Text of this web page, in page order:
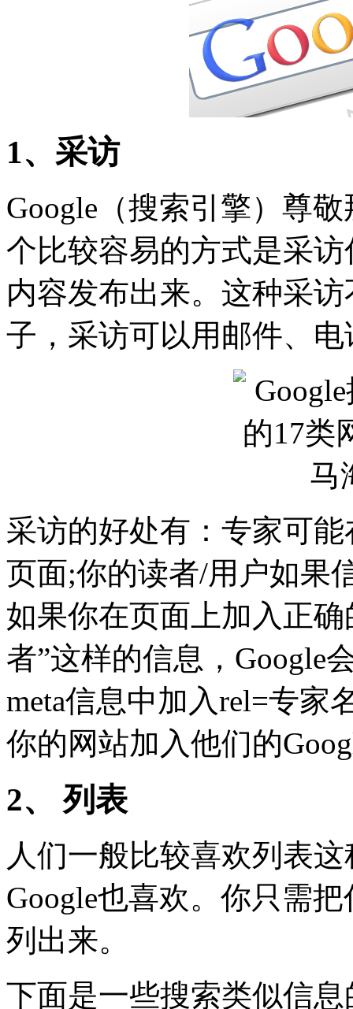
1、采访
Google（搜索引擎）尊
个比较容易的方式是采
内容发布出来。这种采
子，采访可以用邮件、
采访的好处有：专家可
页面;你的读者/用户如果
如果你在页面上加入正
者”这样的信息，Google
meta信息中加入rel=专家
你的网站加入他们的
2、 列表
人们一般比较喜欢列表
Google也喜欢。你只需
列出来。
下面是一些搜索类似信